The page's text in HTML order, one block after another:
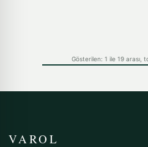
Gösterilen: 1 ile 19 arası,
VAROL